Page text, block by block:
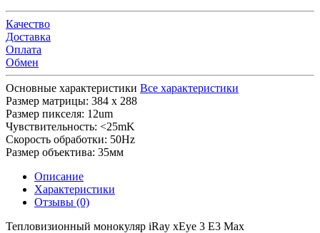
Качество
Доставка
Оплата
Обмен
Основные характеристики Все характеристики
Размер матрицы: 384 x 288
Размер пикселя: 12um
Чувствительность: <25mK
Скорость обработки: 50Hz
Размер объектива: 35мм
Описание
Характеристики
Отзывы (0)
Тепловизионный монокуляр iRay xEye 3 E3 Max